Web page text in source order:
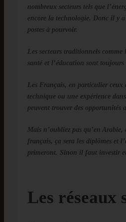
nombreux secteurs tels que
encore la technologie. Donc il y
postes à pourvoir.
Les secteurs traditionnels comme
santé et l’éducation sont toujours
Les Français, en particulier ceux
technique ou une expérience
peuvent trouver des opportunités
Mais n’oubliez pas qu’en Arabie,
français, ça sera les diplômes et
primeront. Sinon il faut investir
Les réseaux